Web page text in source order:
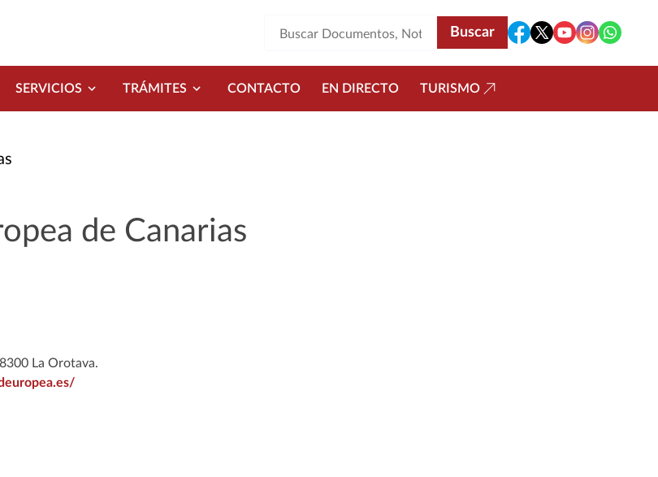
SERVICIOS TRÁMITES CONTACTO EN DIRECTO TURISMO
de Canarias
La Orotava.